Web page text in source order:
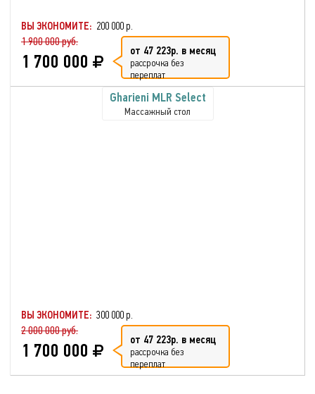
ВЫ ЭКОНОМИТЕ: 200 000 р.
1 900 000 руб.
1 700 000 от 47 223р. в месяц
рассрочка без
переплат
Gharieni MLR Select
Массажный стол
ВЫ ЭКОНОМИТЕ: 300 000 р.
2 000 000 руб.
1 700 000 от 47 223р. в месяц
рассрочка без
переплат